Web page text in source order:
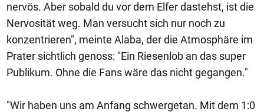
nervös. Aber sobald du vor dem Elfer dastehst, ist die
Nervosität weg. Man versucht sich nur noch zu
konzentrieren", meinte Alaba, der die Atmosphäre im
Prater sichtlich genoss: "Ein Riesenlob an das super
Publikum. Ohne die Fans wäre das nicht gegangen."
"Wir haben uns am Anfang schwergetan. Mit dem 1:0